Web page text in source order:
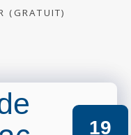
(GRATUIT)
19